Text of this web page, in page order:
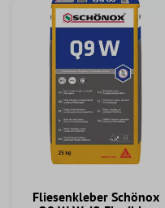
Fliesenkleber Schönox